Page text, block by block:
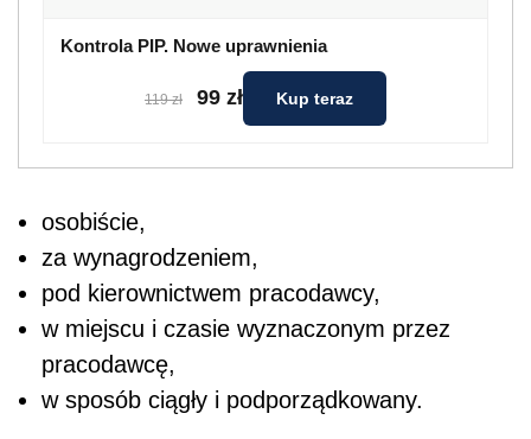
Kontrola PIP. Nowe uprawnienia
119 zł 99 zł Kup teraz
osobiście,
za wynagrodzeniem,
pod kierownictwem pracodawcy,
w miejscu i czasie wyznaczonym przez
pracodawcę,
w sposób ciągły i podporządkowany.